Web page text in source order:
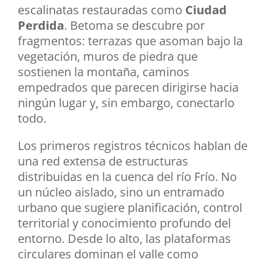
escalinatas restauradas como Ciudad
Perdida. Betoma se descubre por
fragmentos: terrazas que asoman bajo la
vegetación, muros de piedra que
sostienen la montaña, caminos
empedrados que parecen dirigirse hacia
ningún lugar y, sin embargo, conectarlo
todo.
Los primeros registros técnicos hablan de
una red extensa de estructuras
distribuidas en la cuenca del río Frío. No
un núcleo aislado, sino un entramado
urbano que sugiere planificación, control
territorial y conocimiento profundo del
entorno. Desde lo alto, las plataformas
circulares dominan el valle como